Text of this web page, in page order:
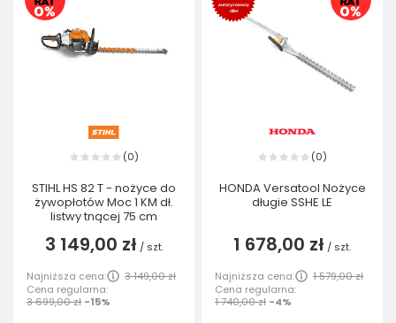
(0)
STIHL HS 82 T - nożyce do
żywopłotów Moc 1 KM dł.
listwy tnącej 75 cm
3 149,00 zł / szt.
Najniższa cena:
3 149,00 zł
Cena regularna:
3 699,00 zł -15%
(0)
HONDA Versatool Nożyce
długie SSHE LE
1 678,00 zł / szt.
Najniższa cena:
1 579,00 zł
Cena regularna:
1 740,00 zł -4%